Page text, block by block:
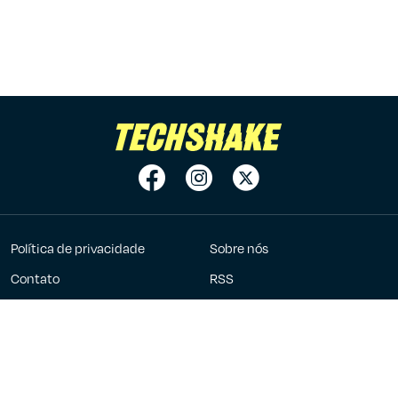
Política de privacidade
Sobre nós
Contato
RSS